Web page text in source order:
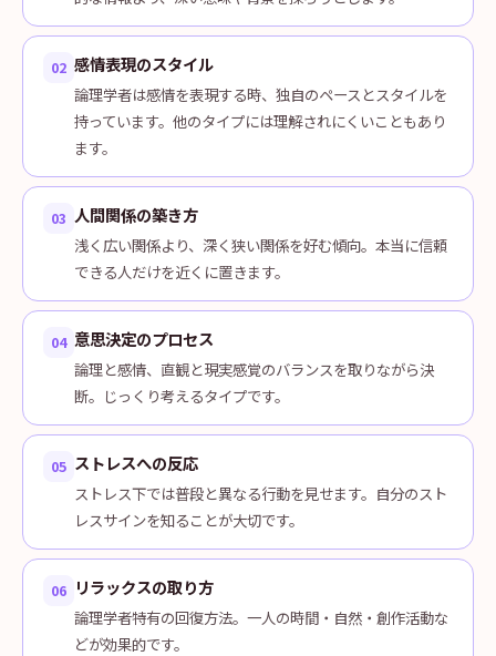
02 感情表現のスタイル
論理学者は感情を表現する時、独自のペースとスタイルを
持っています。他のタイプには理解されにくいこともあり
ます。
03 人間関係の築き方
浅く広い関係より、深く狭い関係を好む傾向。本当に信頼
できる人だけを近くに置きます。
04 意思決定のプロセス
論理と感情、直観と現実感覚のバランスを取りながら決
断。じっくり考えるタイプです。
05 ストレスへの反応
ストレス下では普段と異なる行動を見せます。自分のスト
レスサインを知ることが大切です。
06 リラックスの取り方
論理学者特有の回復方法。一人の時間・自然・創作活動な
どが効果的です。